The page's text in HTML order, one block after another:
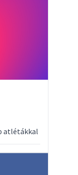
atlétákkal